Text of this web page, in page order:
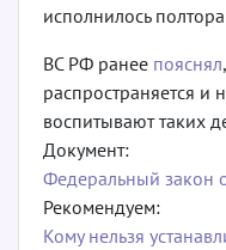
исполнилось
ВС РФ ранее пояснял
распространяется и
воспитывают таких
Документ:
Федеральный закон
Рекомендуем:
Кому нельзя